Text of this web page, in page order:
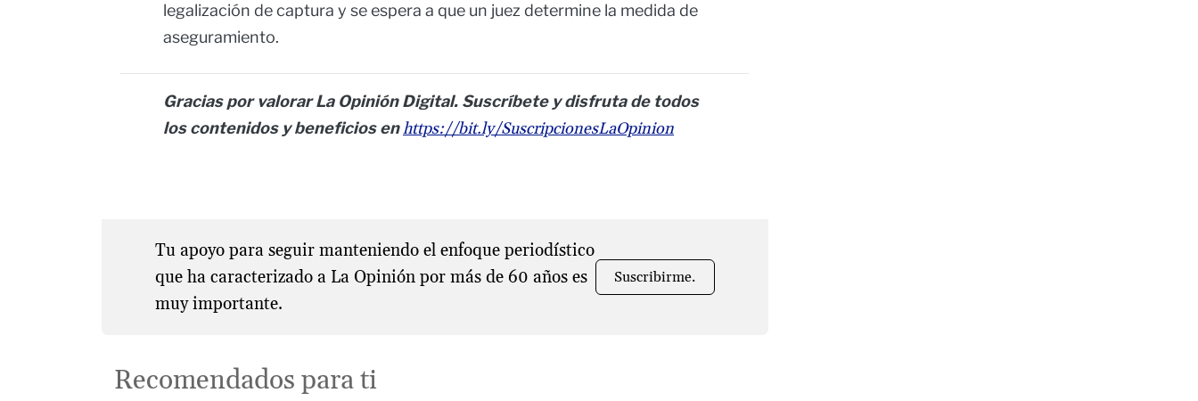
legalización de captura y se espera a que un juez determine la medida de
aseguramiento.
Gracias por valorar La Opinión Digital. Suscríbete y disfruta de todos
los contenidos y beneficios enhttps://bit.ly/SuscripcionesLaOpinion
Tu apoyo para seguir manteniendo el enfoque periodístico
que ha caracterizado a La Opinión por más de 60 años es
muy importante.
Suscribirme.
Recomendados para ti